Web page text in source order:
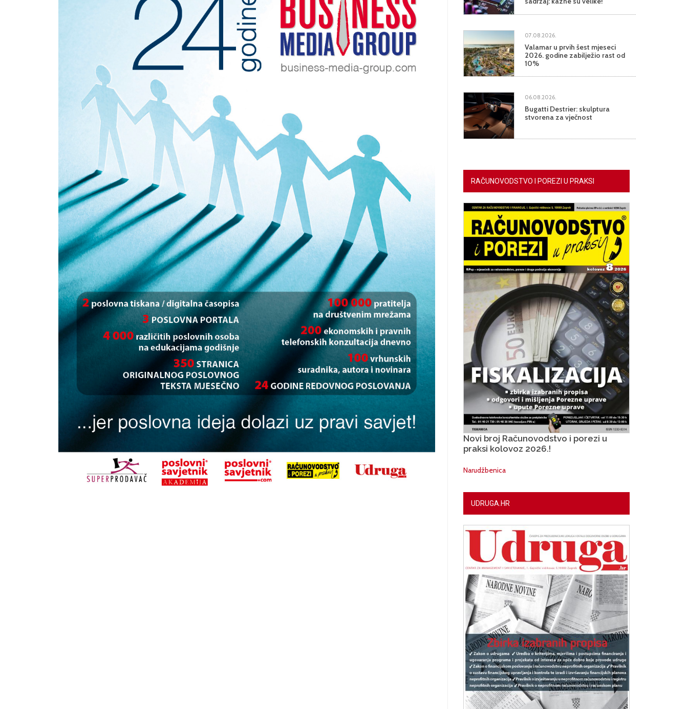
07.08.2026.
Valamar u prvih šest mjeseci
2026. godine zabilježio rast od
10%
06.08.2026.
Bugatti Destrier: skulptura
stvorena za vječnost
RAČUNOVODSTVO I POREZI U PRAKSI
Novi broj Računovodstvo i porezi u
praksi kolovoz 2026.!
Narudžbenica
UDRUGA.HR